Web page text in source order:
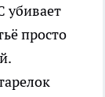
убивает
просто